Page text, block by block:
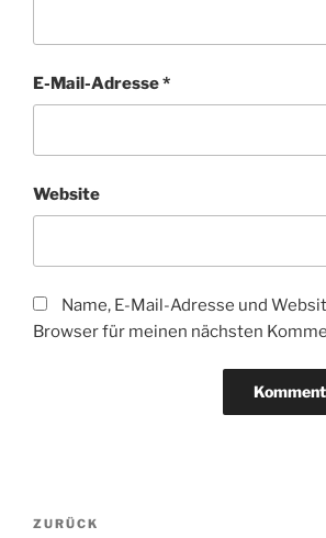
E-Mail-Adresse*
Website
Name, E-Mail-Adresse und
Browser für meinen nächsten
Beitragsnavigation
Vorheriger
ZURÜCK